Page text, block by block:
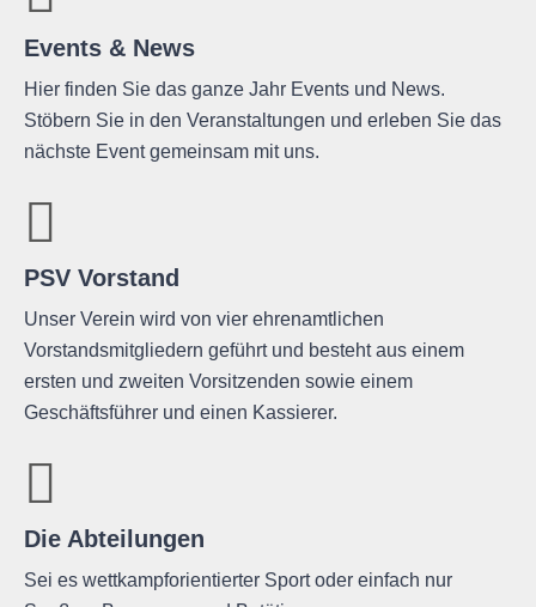
Events & News
Hier finden Sie das ganze Jahr Events und News.
Stöbern Sie in den Veranstaltungen und erleben Sie das
nächste Event gemeinsam mit uns.
PSV Vorstand
Unser Verein wird von vier ehrenamtlichen
Vorstandsmitgliedern geführt und besteht aus einem
ersten und zweiten Vorsitzenden sowie einem
Geschäftsführer und einen Kassierer.
Die Abteilungen
Sei es wettkampforientierter Sport oder einfach nur